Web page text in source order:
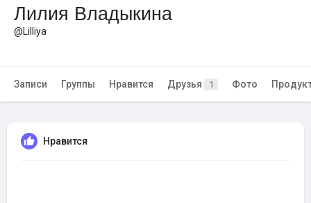
Лилия Владыкина
@Lilliya
Записи Группы Нравится Друзья 1 Фото
Нравится